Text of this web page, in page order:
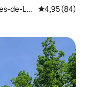
de-Lu
Évaluation
4,95 (84)